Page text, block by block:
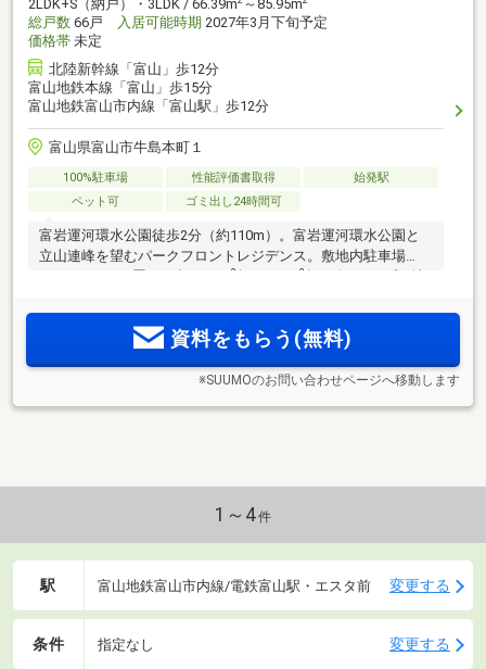
2LDK+S（納戸）・3LDK / 66.39m ～85.95m
総戸数 66戸 入居可能時期 2027年3月下旬予定
価格帯 未定
北陸新幹線「富山」歩12分
富山地鉄本線「富山」歩15分
富山地鉄富山市内線「富山駅」歩12分
富山県富山市牛島本町１
100%駐車場 性能評価書取得
始発駅
ペット可
ゴミ出し24時間可
富岩運河環水公園徒歩2分（約110m）。富岩運河環水公園と
立山連峰を望むパークフロントレジデンス。敷地内駐車場
2 2
資料をもらう(無料)
※SUUMOのお問い合わせページへ移動します
1～4件
駅 富山地鉄富山市内線/電鉄富山駅・エスタ前 変更する
条件 指定なし 変更する